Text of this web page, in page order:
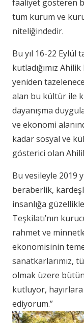
faaliyet gösteren
tüm kurum ve
niteliğindedir.
Bu yıl 16-22 Eylül
kutladığımız
yeniden
alan bu kültür ile
dayanışma
ve ekonomi
kadar sosyal ve
gösterici olan
Bu vesileyle 2019
beraberlik,
insanlığa
Teşkilatı’nın
rahmet ve
ekonomisinin
sanatkarlarımız,
olmak üzere bütün
kutluyor, hayırlara
ediyorum.”